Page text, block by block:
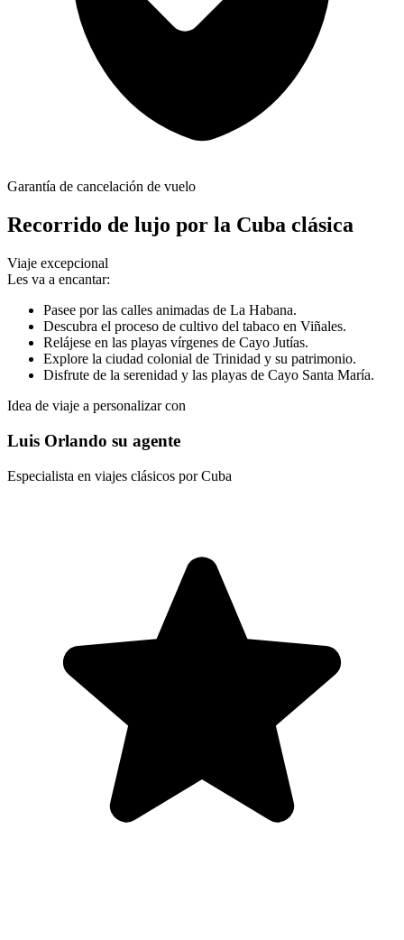
Garantía de cancelación de vuelo
Recorrido de lujo por la Cuba clásica
Viaje excepcional
Les va a encantar:
Pasee por las calles animadas de La Habana.
Descubra el proceso de cultivo del tabaco en Viñales.
Relájese en las playas vírgenes de Cayo Jutías.
Explore la ciudad colonial de Trinidad y su patrimonio.
Disfrute de la serenidad y las playas de Cayo Santa María.
Idea de viaje a personalizar con
Luis Orlando su agente
Especialista en viajes clásicos por Cuba